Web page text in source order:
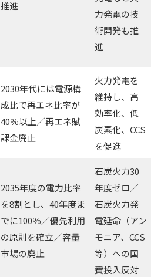
推進
力発電の技
術開発も推
進
2030年代には電源構
成比で再エネ比率が
40％以上／再エネ賦
課金廃止
火力発電を
維持し、高
効率化、低
炭素化、CCS
を促進
2035年度の電力比率
を8割とし、40年度ま
でに100％／優先利用
の原則を確立／容量
市場の廃止
石炭火力30
年度ゼロ／
石炭火力発
電延命（アン
モニア、CCS
等）への国
費投入反対